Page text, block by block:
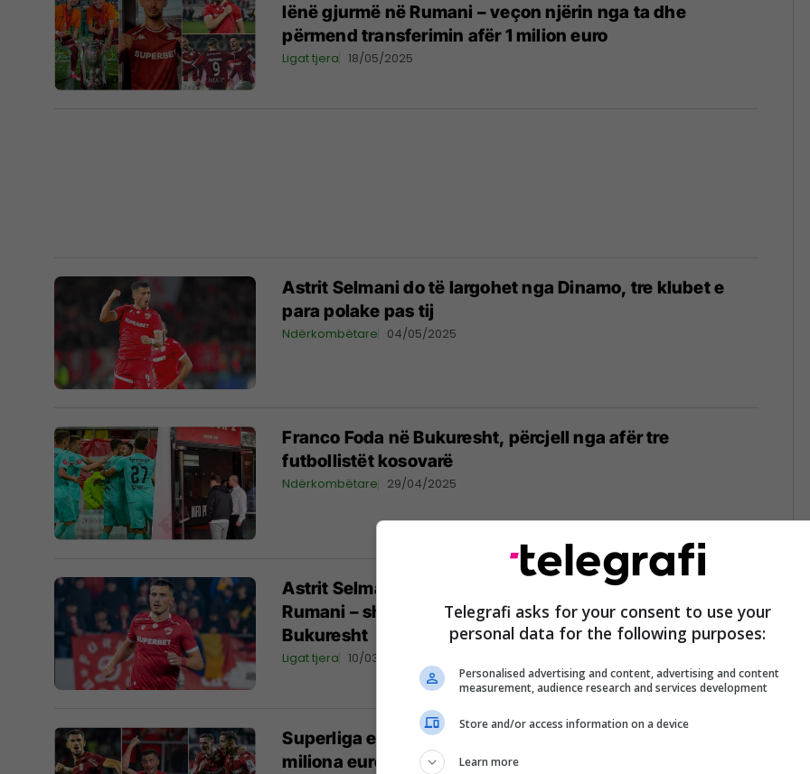
lënë gjurmë në Rumani – veçon njërin nga ta dhe
përmend transferimin afër 1 milion euro
Ligat tjera 18/05/2025
Astrit Selmani do të largohet nga Dinamo, tre klubet e
para polake pas tij
Ndërkombëtare 04/05/2025
Franco Foda në Bukuresht, përcjell nga afër tre
futbollistët kosovarë
Ndërkombëtare 29/04/2025
Astrit Selmani vazhdon me formën e shkëlqyer në
Rumani – shënon golin e radhës me fanellën e Dinamo
Bukuresht
Ligat tjera 10/03/2025
Superliga e Rumanisë shpiku ‘fabrikën e parave’, fitoi
miliona euro nga lojtarët nga Kosova
Telegrafi asks for your consent to use your
personal data for the following purposes:
Personalised advertising and content, advertising and content
measurement, audience research and services development
Store and/or access information on a device
Learn more